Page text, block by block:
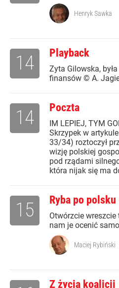
Henryk Sawka
Playback
Zyta Gilowska,
finansów © A.
14
Poczta
IM LEPIEJ, TYM
Skrzypek w
33/34) roztoczył
wizję polskiej
pod rządami
która nijak się ma
14
Ryba po
Otwórzcie
nam je ocenić
15
Maciej Rybiński
Z życia koalicji